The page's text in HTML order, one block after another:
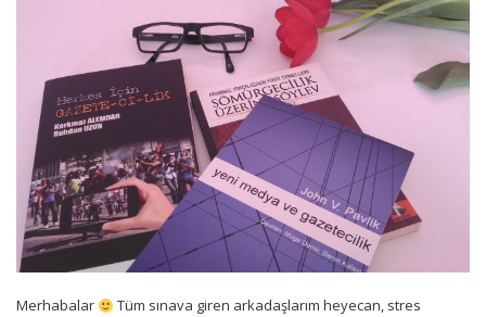
Merhabalar
Tüm sınava giren arkadaşlarım heyecan, stres